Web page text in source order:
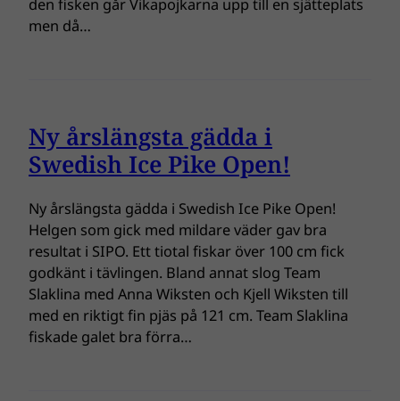
den fisken går Vikapojkarna upp till en sjätteplats
men då…
Ny årslängsta gädda i
Swedish Ice Pike Open!
Ny årslängsta gädda i Swedish Ice Pike Open!
Helgen som gick med mildare väder gav bra
resultat i SIPO. Ett tiotal fiskar över 100 cm fick
godkänt i tävlingen. Bland annat slog Team
Slaklina med Anna Wiksten och Kjell Wiksten till
med en riktigt fin pjäs på 121 cm. Team Slaklina
fiskade galet bra förra…